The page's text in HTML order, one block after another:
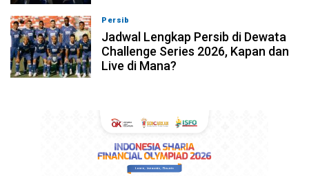
Persib
Jadwal Lengkap Persib di Dewata
Challenge Series 2026, Kapan dan
Live di Mana?